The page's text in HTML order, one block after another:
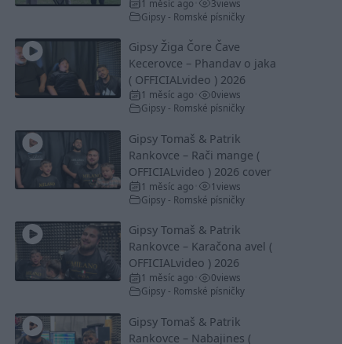
1 měsíc ago 3views
Gipsy - Romské písničky
Gipsy Žiga Čore Čave
Kecerovce – Phandav o jaka
( OFFICIALvideo ) 2026
1 měsíc ago 0views
Gipsy - Romské písničky
Gipsy Tomaš & Patrik
Rankovce – Rači mange (
OFFICIALvideo ) 2026 cover
1 měsíc ago 1views
Gipsy - Romské písničky
Gipsy Tomaš & Patrik
Rankovce – Karačona avel (
OFFICIALvideo ) 2026
1 měsíc ago 0views
Gipsy - Romské písničky
Gipsy Tomaš & Patrik
Rankovce – Nabajines (